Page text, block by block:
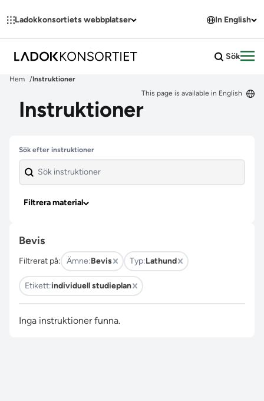
Ladokkonsortiets webbplatser In English
Sök
Hem
Instruktioner
This page is available in English
Instruktioner
Hoppa över filter
Sök efter instruktioner
Filtrera material
Bevis
Filtrerat på: Ämne:Bevis Typ:Lathund
Etikett:individuell studieplan
Inga instruktioner funna.